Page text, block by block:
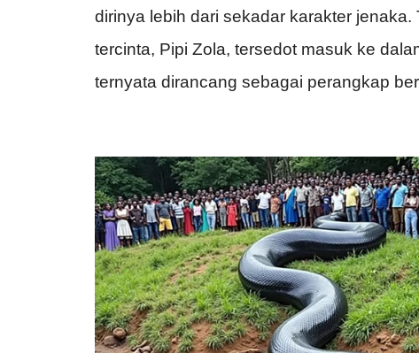
dirinya lebih dari sekadar karakter
tercinta, Pipi Zola, tersedot masuk ke
ternyata dirancang sebagai perangkap